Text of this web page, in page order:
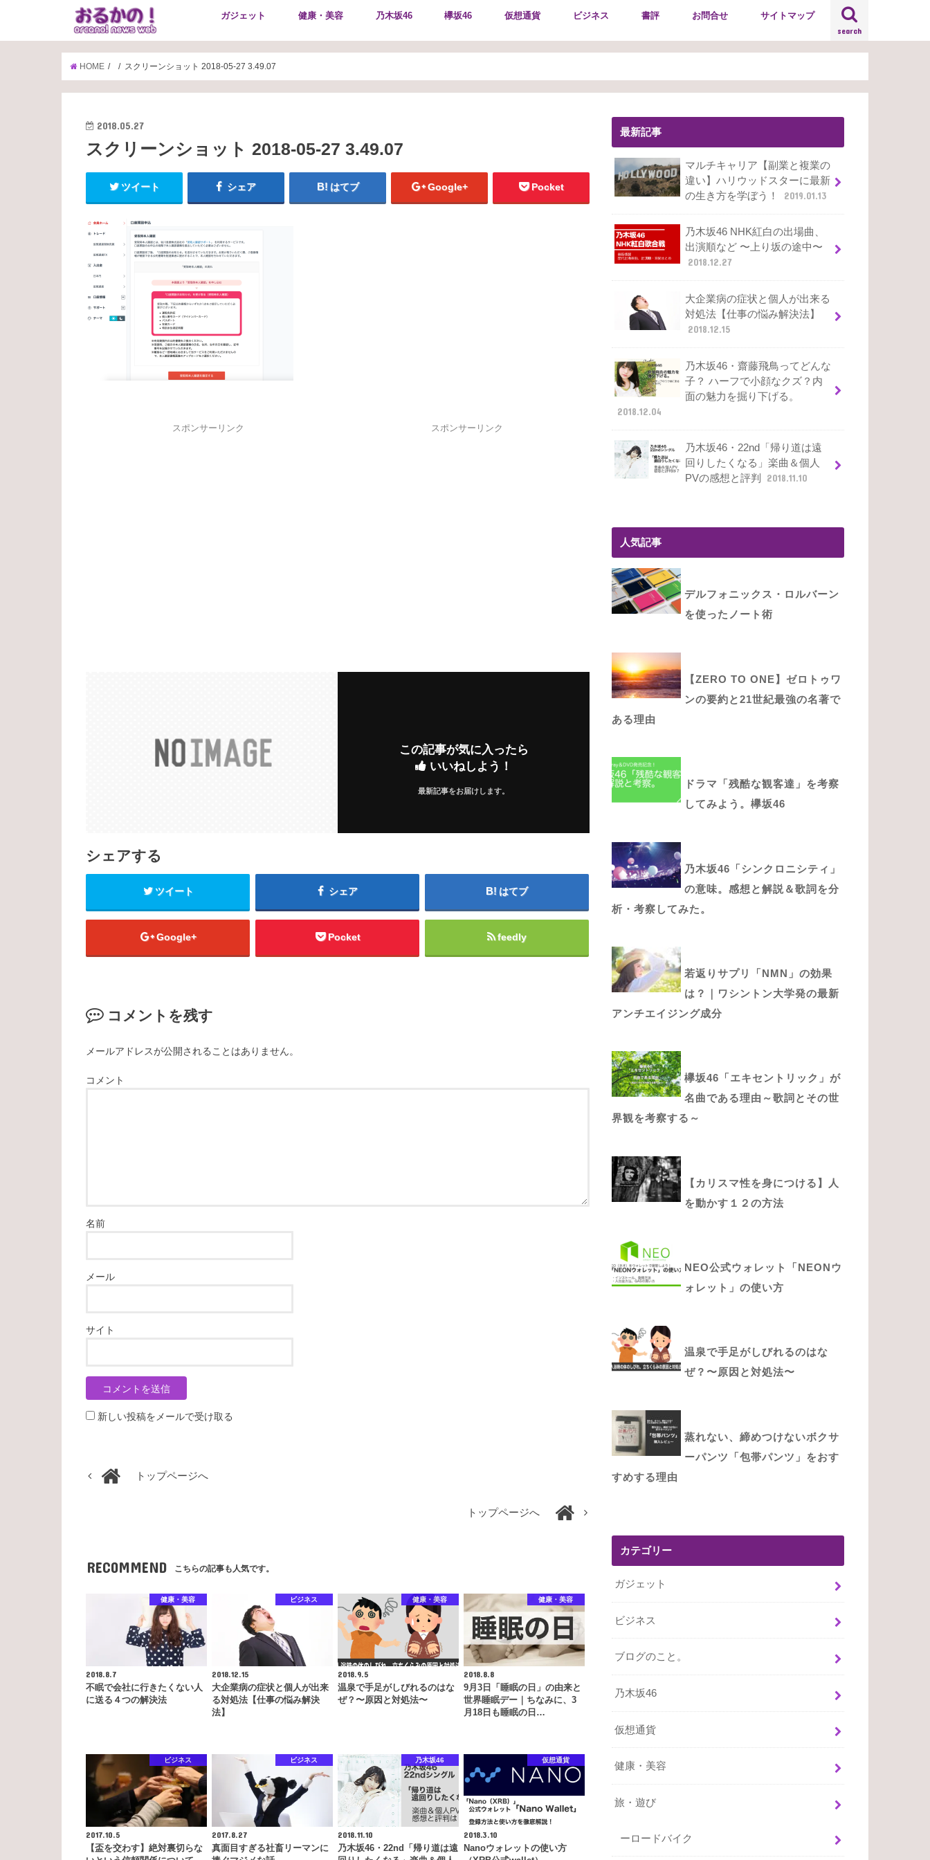
search
ガジェット 健康・美容 乃木坂46 欅坂46 仮想通貨 ビジネス 書評 お問合せ サイトマップ
HOME スクリーンショット 2018-05-27 3.49.07
2018.05.27
スクリーンショット 2018-05-27 3.49.07
ツイート シェア はてブ Google+ Pocket
スポンサーリンク スポンサーリンク
この記事が気に入ったら
いいねしよう！
最新記事をお届けします。
シェアする
ツイート シェア はてブ
Google+ Pocket feedly
コメントを残す
メールアドレスが公開されることはありません。
コメント
名前
メール
サイト
新しい投稿をメールで受け取る
トップページへ
トップページへ
RECOMMEND こちらの記事も人気です。
健康・美容
2018.8.7
不眠で会社に行きたくない人
に送る４つの解決法
ビジネス
2018.12.15
大企業病の症状と個人が出来
る対処法【仕事の悩み解決
法】
健康・美容
2018.9.5
温泉で手足がしびれるのはな
ぜ？〜原因と対処法〜
健康・美容
2018.8.8
9月3日「睡眠の日」の由来と
世界睡眠デー｜ちなみに、3
月18日も睡眠の日…
ビジネス
2017.10.5
【盃を交わす】絶対裏切らな
ビジネス
2017.8.27
真面目すぎる社畜リーマンに
乃木坂46
2018.11.10
乃木坂46・22nd「帰り道は遠
仮想通貨
2018.3.10
Nanoウォレットの使い方
最新記事
マルチキャリア【副業と複業の
違い】ハリウッドスターに最新
の生き方を学ぼう！
2019.01.13
乃木坂46 NHK紅白の出場曲、
出演順など 〜上り坂の途中〜
2018.12.27
大企業病の症状と個人が出来る
対処法【仕事の悩み解決法】
2018.12.15
乃木坂46・齋藤飛鳥ってどんな
子？ ハーフで小顔なクズ？内
面の魅力を掘り下げる。
2018.12.04
乃木坂46・22nd「帰り道は遠
回りしたくなる」楽曲＆個人
PVの感想と評判
2018.11.10
人気記事
デルフォニックス・ロルバーン
を使ったノート術
【ZERO TO ONE】ゼロトゥワ
ンの要約と21世紀最強の名著で
ある理由
ドラマ「残酷な観客達」を考察
してみよう。欅坂46
乃木坂46「シンクロニシティ」
の意味。感想と解説＆歌詞を分
析・考察してみた。
若返りサプリ「NMN」の効果
は？｜ワシントン大学発の最新
アンチエイジング成分
欅坂46「エキセントリック」が
名曲である理由～歌詞とその世
界観を考察する～
【カリスマ性を身につける】人
を動かす１２の方法
NEO公式ウォレット「NEONウ
ォレット」の使い方
温泉で手足がしびれるのはな
ぜ？〜原因と対処法〜
蒸れない、締めつけないボクサ
ーパンツ「包帯パンツ」をおす
すめする理由
カテゴリー
ガジェット
ビジネス
ブログのこと。
乃木坂46
仮想通貨
健康・美容
旅・遊び
ーロードバイク